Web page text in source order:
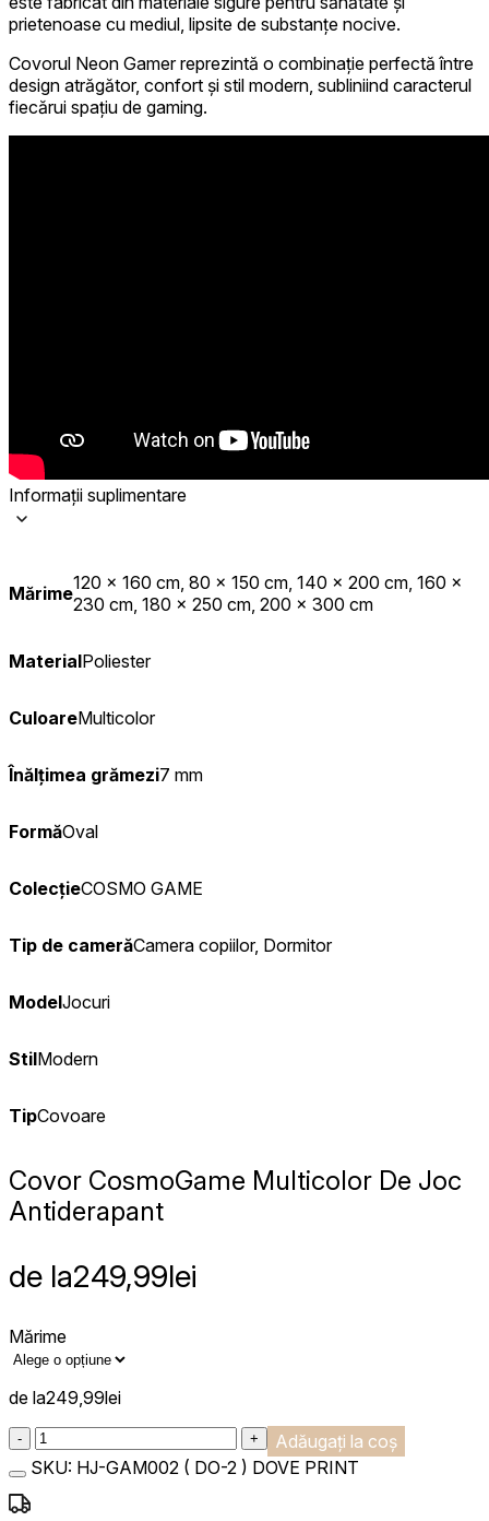
prietenoase cu mediul, lipsite de substanțe nocive.
Covorul Neon Gamer reprezintă o combinație perfectă între
design atrăgător, confort și stil modern, subliniind caracterul
fiecărui spațiu de gaming.
Informații suplimentare
Mărime120 x 160 cm, 80 x 150 cm, 140 x 200 cm, 160 x
230 cm, 180 x 250 cm, 200 x 300 cm
MaterialPoliester
CuloareMulticolor
Înălțimea grămezi7 mm
FormăOval
ColecțieCOSMO GAME
Tip de camerăCamera copiilor, Dormitor
ModelJocuri
StilModern
TipCovoare
Covor CosmoGame Multicolor De Joc
Antiderapant
de la249,99lei
Mărime
de la249,99lei
:product_name quantity
- +
Adăugați la coș
SKU: HJ-GAM002 ( DO-2 ) DOVE PRINT